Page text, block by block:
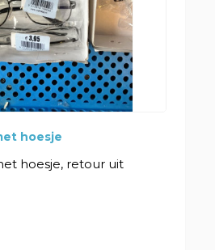
hoesje
hoesje, retour uit